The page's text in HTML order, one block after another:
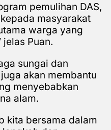
pemulihan DAS,
masyarakat
warga yang
jelas Puan.
sungai dan
akan membantu
menyebabkan
alam.
kita bersama dalam